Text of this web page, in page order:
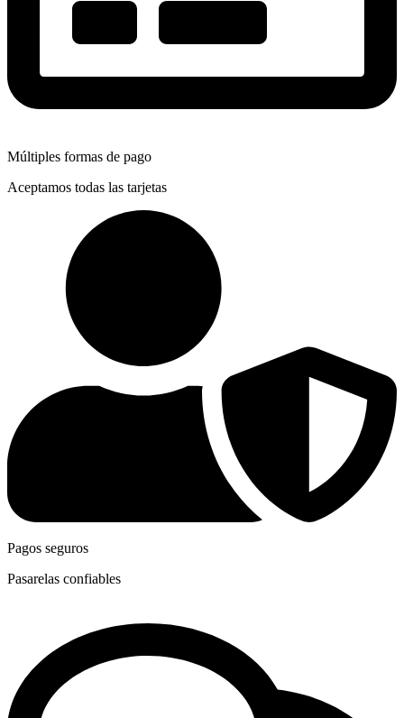
Múltiples formas de pago
Aceptamos todas las tarjetas
Pagos seguros
Pasarelas confiables